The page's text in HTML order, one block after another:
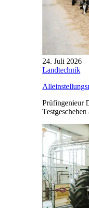
24. Juli 2026
Landtechnik
Prüfingenieur